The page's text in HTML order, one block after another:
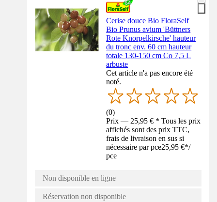
Cerise douce Bio FloraSelf
Bio Prunus avium 'Büttners
Rote Knorpelkirsche' hauteur
du tronc env. 60 cm hauteur
totale 130-150 cm Co 7,5 L
arbuste
Cet article n'a pas encore été
noté.
(0)
Prix — 25,95 € * Tous les prix
affichés sont des prix TTC,
frais de livraison en sus si
nécessaire par pce25,95 €*/
pce
Non disponible en ligne
Réservation non disponible